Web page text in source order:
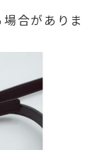
合がありま